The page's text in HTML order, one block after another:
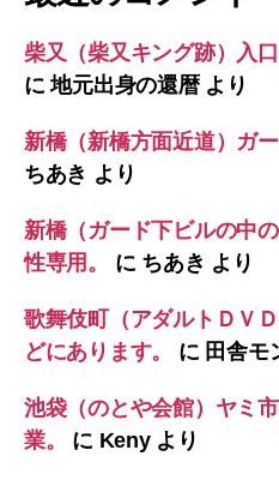
柴又（柴又キング跡）入
に地元出身の還暦より
新橋（新橋方面近道）ガ
ちあき より
新橋（ガード下ビルの中
性専用。
に ちあき より
歌舞伎町（アダルトＤＶ
どにあります。
に 田舎モ
池袋（のとや会館）ヤミ
業。
に Kenyより